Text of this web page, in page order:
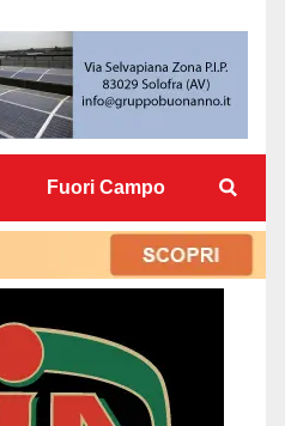
Fuori Campo